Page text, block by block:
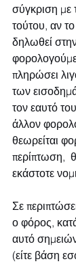
σύγκριση με
τούτου, αν
δηλωθεί
πληρώσει
των
τον εαυτό
άλλον
θεωρείται
περίπτωση,
εκάστοτε
Σε
ο φόρος,
αυτό
(είτε βάση